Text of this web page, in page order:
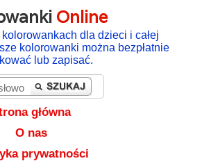
Online
dla dzieci i całej
kolorowanki można bezpłatnie
lub zapisać.
główna
O nas
prywatności